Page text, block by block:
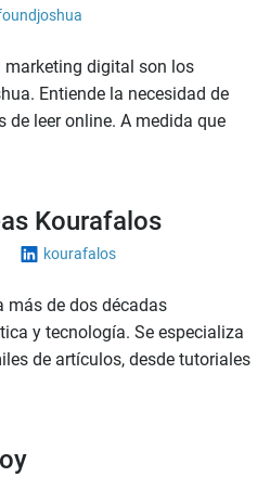
marketing digital son los
Entiende la necesidad de
leer online. A medida que
Kourafalos
kourafalos
más de dos décadas
y tecnología. Se especializa
de artículos, desde tutoriales